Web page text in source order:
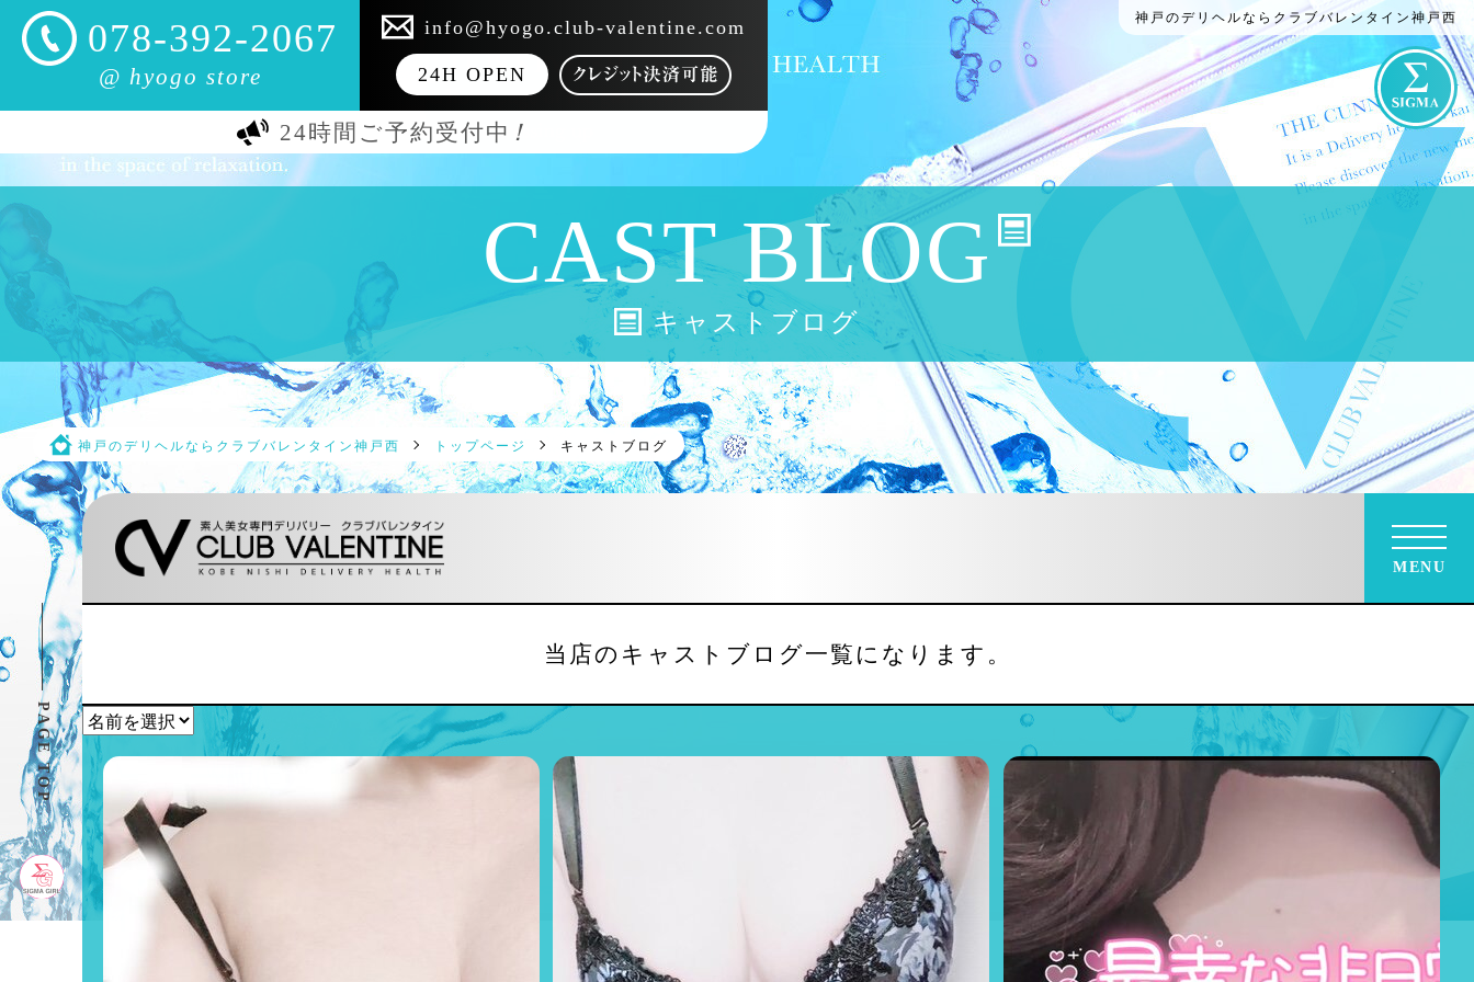
078-392-2067
@ hyogo store
info@hyogo.club-valentine.com
24H OPEN
24時間ご予約受付中！
神戸のデリヘルならクラブバレンタイン神戸西
CAST BLOG
キャストブログ
神戸のデリヘルならクラブバレンタイン神戸西 トップページ キャストブログ
PAGE TOP
MENU
当店のキャストブログ一覧になります。